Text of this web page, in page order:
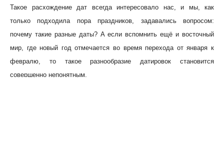
Такое расхождение дат всегда интересовало нас, и мы, как
только подходила пора праздников, задавались вопросом:
почему такие разные даты? А если вспомнить ещё и восточный
мир, где новый год отмечается во время перехода от января к
февралю, то такое разнообразие датировок становится
совершенно непонятным.